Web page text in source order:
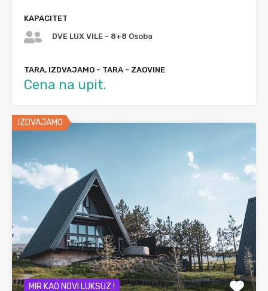
KAPACITET
DVE LUX VILE - 8+8 Osoba
TARA, IZDVAJAMO - TARA - ZAOVINE
Cena na upit.
IZDVAJAMO
MIR KAO NOVI LUKSUZ !